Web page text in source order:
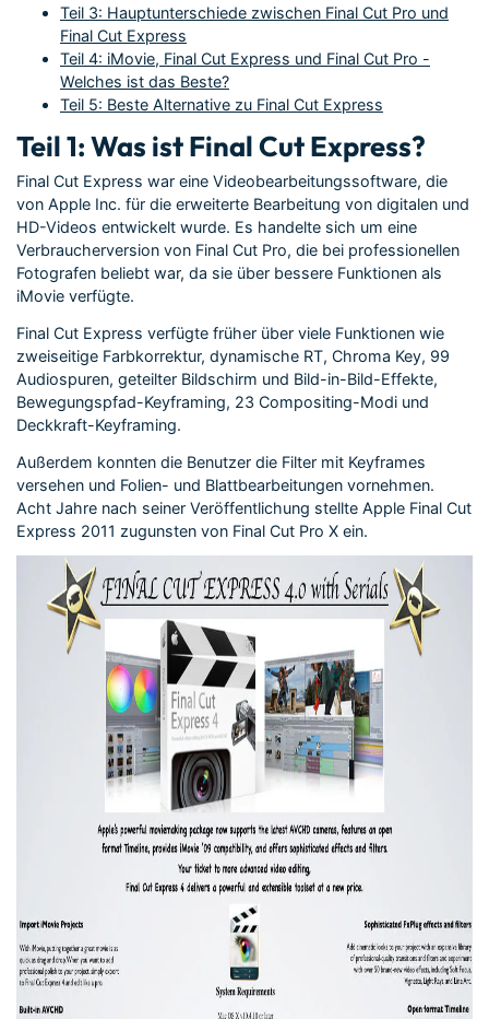
Teil 3: Hauptunterschiede zwischen Final Cut Pro und
Final Cut Express
Teil 4: iMovie, Final Cut Express und Final Cut Pro -
Welches ist das Beste?
Teil 5: Beste Alternative zu Final Cut Express
Teil 1: Was ist Final Cut Express?
Final Cut Express war eine Videobearbeitungssoftware, die
von Apple Inc. für die erweiterte Bearbeitung von digitalen und
HD-Videos entwickelt wurde. Es handelte sich um eine
Verbraucherversion von Final Cut Pro, die bei professionellen
Fotografen beliebt war, da sie über bessere Funktionen als
iMovie verfügte.
Final Cut Express verfügte früher über viele Funktionen wie
zweiseitige Farbkorrektur, dynamische RT, Chroma Key, 99
Audiospuren, geteilter Bildschirm und Bild-in-Bild-Effekte,
Bewegungspfad-Keyframing, 23 Compositing-Modi und
Deckkraft-Keyframing.
Außerdem konnten die Benutzer die Filter mit Keyframes
versehen und Folien- und Blattbearbeitungen vornehmen.
Acht Jahre nach seiner Veröffentlichung stellte Apple Final Cut
Express 2011 zugunsten von Final Cut Pro X ein.